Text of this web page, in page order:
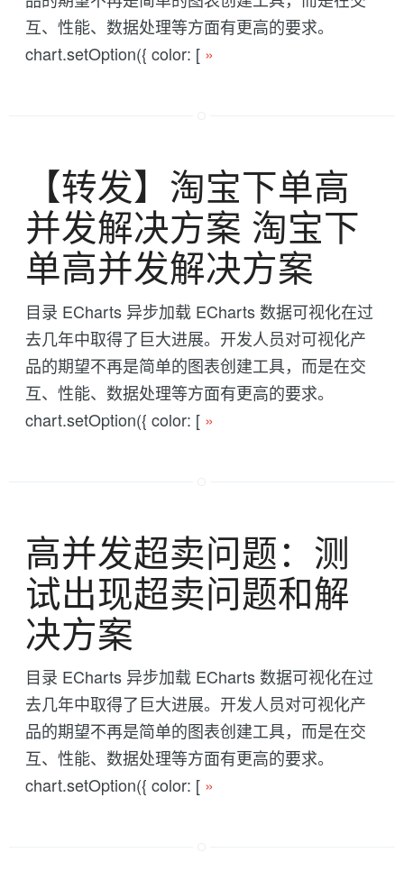
互、性能、数据处理等方面有更高的要求。
chart.setOption({ color: [ »
【转发】淘宝下单高
并发解决方案 淘宝下
单高并发解决方案
目录 ECharts 异步加载 ECharts 数据可视化在过
去几年中取得了巨大进展。开发人员对可视化产
品的期望不再是简单的图表创建工具，而是在交
互、性能、数据处理等方面有更高的要求。
chart.setOption({ color: [ »
高并发超卖问题：测
试出现超卖问题和解
决方案
目录 ECharts 异步加载 ECharts 数据可视化在过
去几年中取得了巨大进展。开发人员对可视化产
品的期望不再是简单的图表创建工具，而是在交
互、性能、数据处理等方面有更高的要求。
chart.setOption({ color: [ »